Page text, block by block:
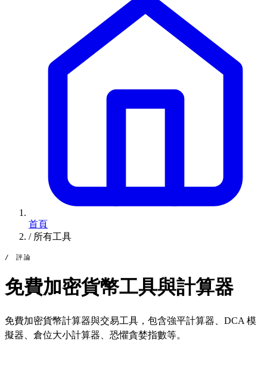
首頁
/ 所有工具
/ 評論
免費加密貨幣工具與計算器
免費加密貨幣計算器與交易工具，包含強平計算器、DCA 模
擬器、倉位大小計算器、恐懼貪婪指數等。